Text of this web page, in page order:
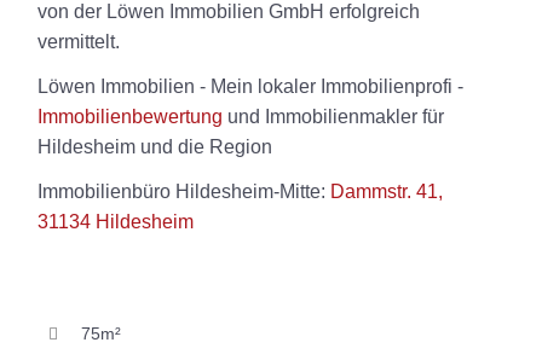
von der Löwen Immobilien GmbH erfolgreich
vermittelt.
Löwen Immobilien - Mein lokaler Immobilienprofi -
Immobilienbewertung und Immobilienmakler für
Hildesheim und die Region
Immobilienbüro Hildesheim-Mitte: Dammstr. 41,
31134 Hildesheim
75m²